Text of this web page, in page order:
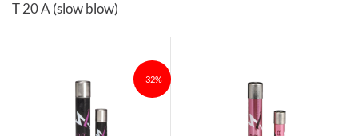
T 20 A (slow blow)
-32%